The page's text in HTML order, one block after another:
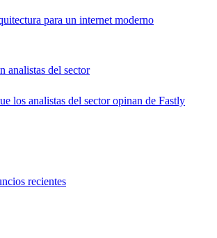
para un internet moderno
analistas del sector
los analistas del sector opinan de Fastly
recientes